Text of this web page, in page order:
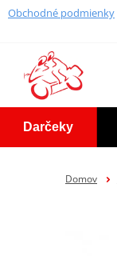
Obchodné podmienky
Darčeky
Domov